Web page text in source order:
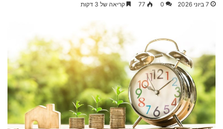
7 ביוני 2026 0
77 קריאה של 3 דקות